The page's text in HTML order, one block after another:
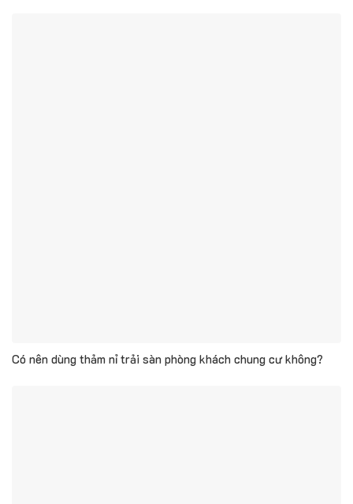
Có nên dùng thảm nỉ trải sàn phòng khách chung cư không?